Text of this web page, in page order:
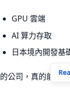
GPU 雲端
AI 算力存取
日本境內開發基
的公司，真的能在